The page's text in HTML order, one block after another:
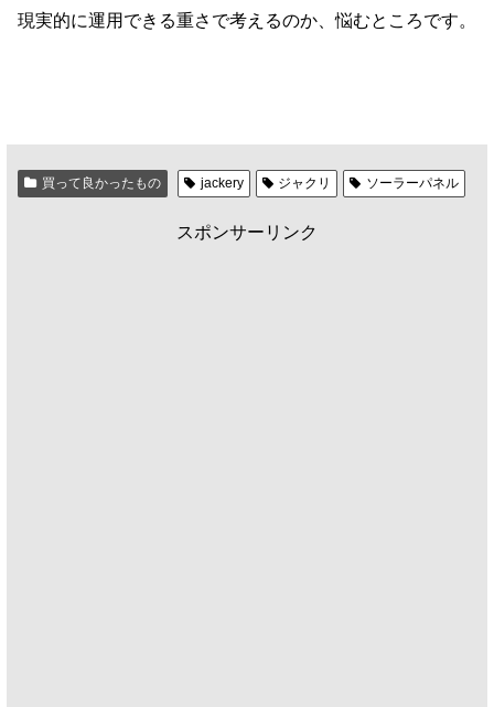
現実的に運用できる重さで考えるのか、悩むところです。
買って良かったもの jackery ジャクリ ソーラーパネル
スポンサーリンク